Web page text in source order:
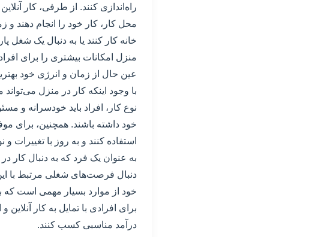
راه‌اندازی کنند. از طرفی، کار
محل کار، کار خود را انجام دهند و
خانه کار کنند یا به دنبال یک شغل
منزل امکانات بیشتری را برای
عین حال از زمان و انرژی خود
با وجود اینکه کار در منزل
نوع کار، افراد باید خودسرانه و
خود داشته باشند. همچنین، برای
استفاده کنند و به روز با تغییرات
به عنوان یک فرد که به دنبال کار
دنبال فرصت‌های شغلی مرتبط با
خود از موارد بسیار مهمی است که
برای افرادی با تمایل به کار
درآمد مناسبی کسب کنند.